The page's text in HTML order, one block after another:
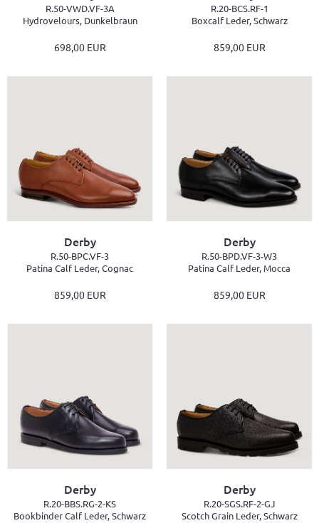
R.50-VWD.VF-3A
Hydrovelours, Dunkelbraun
698,00 EUR
R.20-BCS.RF-1
Boxcalf Leder, Schwarz
859,00 EUR
Derby
R.50-BPC.VF-3
Patina Calf Leder, Cognac
859,00 EUR
Derby
R.50-BPD.VF-3-W3
Patina Calf Leder, Mocca
859,00 EUR
Derby
R.20-BBS.RG-2-KS
Bookbinder Calf Leder, Schwarz
Derby
R.20-SGS.RF-2-GJ
Scotch Grain Leder, Schwarz